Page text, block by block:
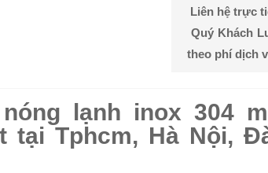
Liên hệ trực
Quý Khách
theo phí dịch
lạnh inox 304
tại Tphcm, Hà Nội,